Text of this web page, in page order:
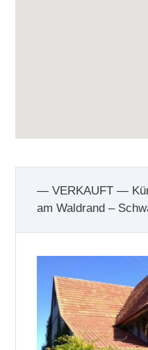
— VERKAUFT —
am Waldrand –